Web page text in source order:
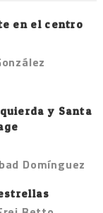
en el centro
y Santa
Domínguez